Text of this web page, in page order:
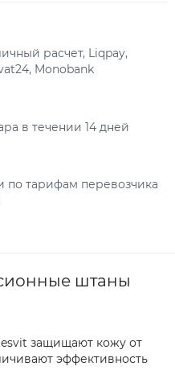
расчет, Liqpay,
Monobank
в течении 14 дней
по тарифам перевозчика
штаны
защищают кожу от
эффективность